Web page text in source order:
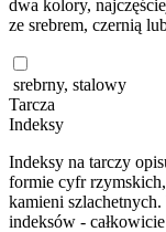
dwa kolory,
ze srebrem, czernią
srebrny, stalowy
Tarcza
Indeksy
Indeksy na tarczy
formie cyfr
kamieni
indeksów -